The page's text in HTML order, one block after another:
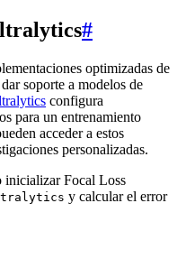
#
optimizadas de
soporte a modelos de
configura
para un entrenamiento
acceder a estos
personalizadas.
inicializar Focal Loss
y calcular el error